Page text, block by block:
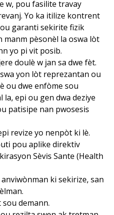
w, pou fasilite travay
Yo ka itilize kontrent
garanti sekirite fizik
manm pèsonèl la oswa lòt
yo pi vit posib.
doulè w jan sa dwe fèt.
yon lòt reprezantan ou
ou dwe enfòme sou
epi ou gen dwa deziye
patisipe nan pwosesis
revize yo nenpòt ki lè.
pou aplike direktiv
Sèvis Sante (Health
ki sekirize, san
sou demann.